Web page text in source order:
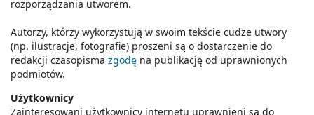
rozporządzania utworem.
Autorzy, którzy wykorzystują w swoim tekście cudze utwory
(np. ilustracje, fotografie) proszeni są o dostarczenie do
redakcji czasopisma zgodę na publikację od uprawnionych
podmiotów.
Użytkownicy
Zainteresowani użytkownicy internetu uprawnieni są do